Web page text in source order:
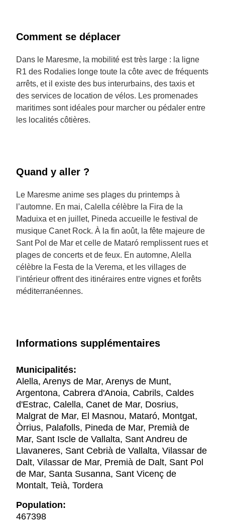
Comment se déplacer
Dans le Maresme, la mobilité est très large : la ligne
R1 des Rodalies longe toute la côte avec de fréquents
arrêts, et il existe des bus interurbains, des taxis et
des services de location de vélos. Les promenades
maritimes sont idéales pour marcher ou pédaler entre
les localités côtières.
Quand y aller ?
Le Maresme anime ses plages du printemps à
l’automne. En mai, Calella célèbre la Fira de la
Maduixa et en juillet, Pineda accueille le festival de
musique Canet Rock. À la fin août, la fête majeure de
Sant Pol de Mar et celle de Mataró remplissent rues et
plages de concerts et de feux. En automne, Alella
célèbre la Festa de la Verema, et les villages de
l’intérieur offrent des itinéraires entre vignes et forêts
méditerranéennes.
Informations supplémentaires
Municipalités:
Alella, Arenys de Mar, Arenys de Munt,
Argentona, Cabrera d'Anoia, Cabrils, Caldes
d'Estrac, Calella, Canet de Mar, Dosrius,
Malgrat de Mar, El Masnou, Mataró, Montgat,
Òrrius, Palafolls, Pineda de Mar, Premià de
Mar, Sant Iscle de Vallalta, Sant Andreu de
Llavaneres, Sant Cebrià de Vallalta, Vilassar de
Dalt, Vilassar de Mar, Premià de Dalt, Sant Pol
de Mar, Santa Susanna, Sant Vicenç de
Montalt, Teià, Tordera
Population:
467398